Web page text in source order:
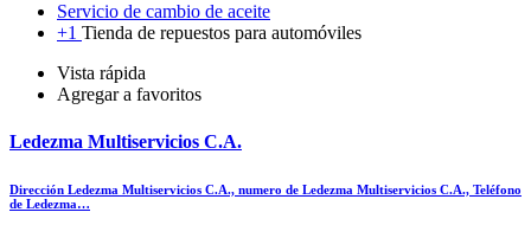
Servicio de cambio de aceite
+1 Tienda de repuestos para automóviles
Vista rápida
Agregar a favoritos
Ledezma Multiservicios C.A.
Dirección Ledezma Multiservicios C.A., numero de Ledezma Multiservicios C.A., Teléfono
de Ledezma…